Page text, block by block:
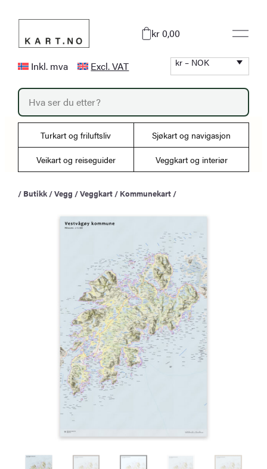
innhold
kr 0,00
Inkl. mva Excl. VAT kr – NOK
P
o
d
t
r
Turkart og friluftsliv Sjøkart og navigasjon
Veikart og reiseguider Veggkart og interiør
/ Butikk /Vegg /Veggkart / Kommunekart /